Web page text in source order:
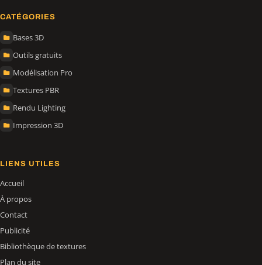
CATÉGORIES
Bases 3D
Outils gratuits
Modélisation Pro
Textures PBR
Rendu Lighting
Impression 3D
LIENS UTILES
Accueil
À propos
Contact
Publicité
Bibliothèque de textures
Plan du site